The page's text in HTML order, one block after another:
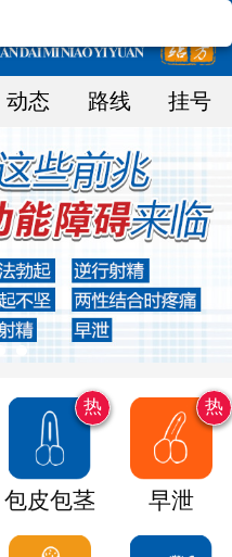
动态 路线 挂号
热
包皮包茎
热
早泄